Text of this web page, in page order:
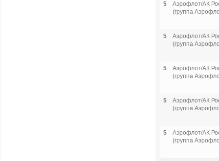
5
Аэрофлот/АК
(группа
5
Аэрофлот/АК
(группа
5
Аэрофлот/АК
(группа
5
Аэрофлот/АК
(группа
5
Аэрофлот/АК
(группа